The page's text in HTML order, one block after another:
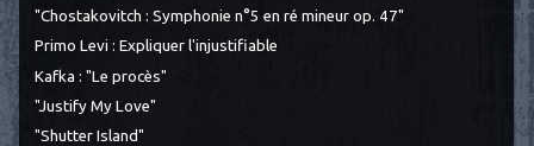
"Chostakovitch : Symphonie n°5 en ré mineur op. 47"
Primo Levi : Expliquer l'injustifiable
Kafka : "Le procès"
"Justify My Love"
"Shutter Island"